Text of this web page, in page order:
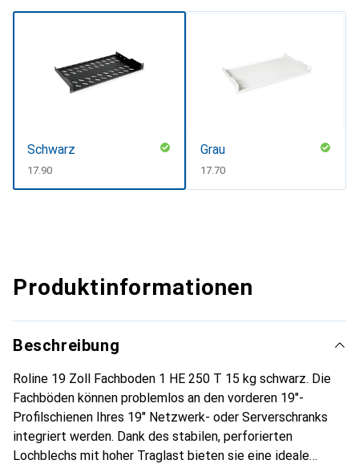
Schwarz
CHF
17.90
Grau
CHF
17.70
Produktinformationen
Beschreibung
Roline 19 Zoll Fachboden 1 HE 250 T 15 kg schwarz. Die
Fachböden können problemlos an den vorderen 19"-
Profilschienen Ihres 19" Netzwerk- oder Serverschranks
integriert werden. Dank des stabilen, perforierten
Lochblechs mit hoher Traglast bieten sie eine ideale